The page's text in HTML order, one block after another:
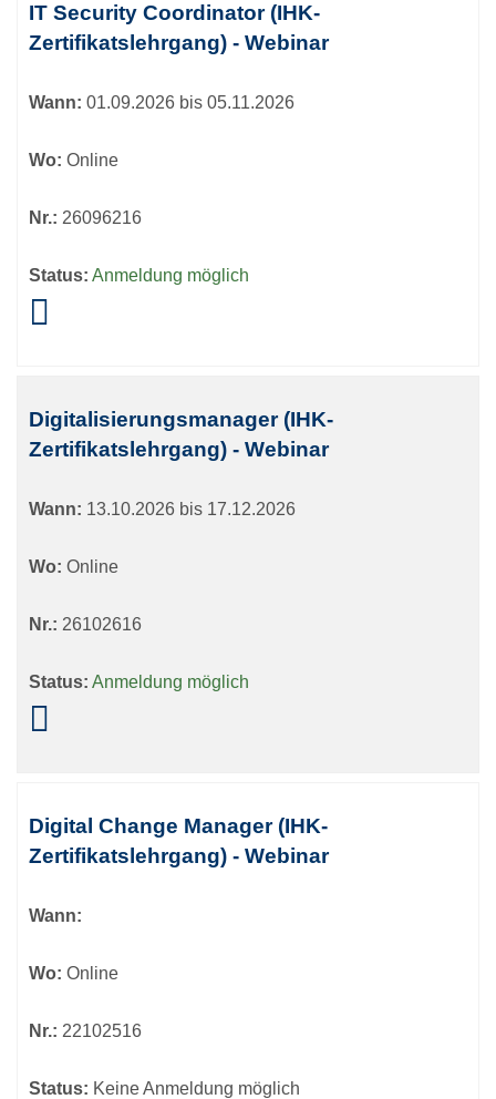
IT Security Coordinator (IHK-
Zertifikatslehrgang) - Webinar
Wann: 01.09.2026 bis 05.11.2026
Wo: Online
Nr.: 26096216
Status: Anmeldung möglich
Digitalisierungsmanager (IHK-
Zertifikatslehrgang) - Webinar
Wann: 13.10.2026 bis 17.12.2026
Wo: Online
Nr.: 26102616
Status: Anmeldung möglich
Digital Change Manager (IHK-
Zertifikatslehrgang) - Webinar
Wann:
Wo: Online
Nr.: 22102516
Status: Keine Anmeldung möglich